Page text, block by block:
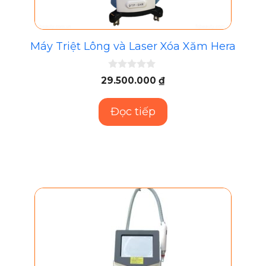
Máy Triệt Lông và Laser Xóa Xăm Hera
0
n
à
29.500.000 ₫
Đọc tiếp